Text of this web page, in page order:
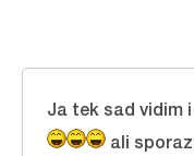
Ja tek sad vidim
ali